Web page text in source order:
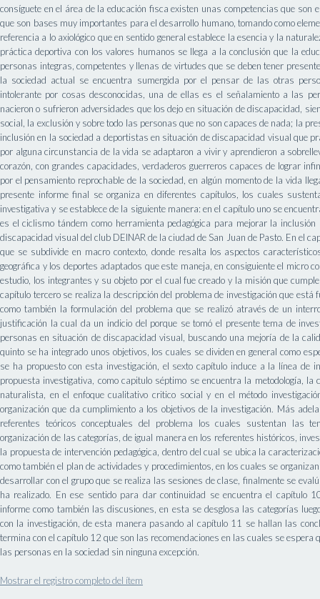
consíguete en el área de la educación fisca existen unas competencias que son
que son bases muy importantes para el desarrollo humano, tomando como
referencia a lo axiológico que en sentido general establece la esencia y la
práctica deportiva con los valores humanos se llega a la conclusión que la
personas integras, competentes y llenas de virtudes que se deben tener
la sociedad actual se encuentra sumergida por el pensar de las otras
intolerante por cosas desconocidas, una de ellas es el señalamiento a las
nacieron o sufrieron adversidades que los dejo en situación de discapacidad,
social, la exclusión y sobre todo las personas que no son capaces de nada; la
inclusión en la sociedad a deportistas en situación de discapacidad visual que
por alguna circunstancia de la vida se adaptaron a vivir y aprendieron a
corazón, con grandes capacidades, verdaderos guerreros capaces de lograr
por el pensamiento reprochable de la sociedad, en algún momento de la vida
presente informe final se organiza en diferentes capítulos, los cuales
investigativa y se establece de la siguiente manera: en el capítulo uno se
es el ciclismo tándem como herramienta pedagógica para mejorar la
discapacidad visual del club DEINAR de la ciudad de San Juan de Pasto. En el
que se subdivide en macro contexto, donde resalta los aspectos
geográfica y los deportes adaptados que este maneja, en consiguiente el micro
estudio, los integrantes y su objeto por el cual fue creado y la misión que
capítulo tercero se realiza la descripción del problema de investigación que
como también la formulación del problema que se realizó através de un
justificación la cual da un indicio del porque se tomó el presente tema de
personas en situación de discapacidad visual, buscando una mejoría de la
quinto se ha integrado unos objetivos, los cuales se dividen en general como
se ha propuesto con esta investigación, el sexto capítulo induce a la línea de
propuesta investigativa, como capitulo séptimo se encuentra la metodología,
naturalista, en el enfoque cualitativo critico social y en el método
organización que da cumplimiento a los objetivos de la investigación. Más
referentes teóricos conceptuales del problema los cuales sustentan las
organización de las categorías, de igual manera en los referentes históricos,
la propuesta de intervención pedagógica, dentro del cual se ubica la
como también el plan de actividades y procedimientos, en los cuales se
desarrollar con el grupo que se realiza las sesiones de clase, finalmente se
ha realizado. En ese sentido para dar continuidad se encuentra el capítulo
informe como también las discusiones, en esta se desglosa las categorías
con la investigación, de esta manera pasando al capítulo 11 se hallan las
termina con el capítulo 12 que son las recomendaciones en las cuales se espera
las personas en la sociedad sin ninguna excepción.
Mostrar el registro completo del ítem